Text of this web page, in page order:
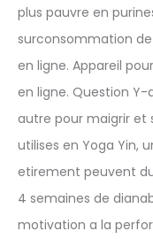
plus pauvre en
surconsommation
en ligne. Appareil
en ligne. Question
autre pour maigrir et
utilises en Yoga Yin,
etirement peuvent
4 semaines de
motivation a la